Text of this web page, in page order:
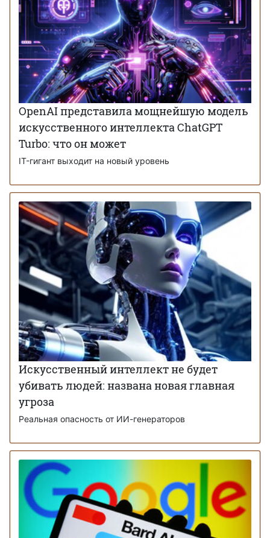
OpenAI представила мощнейшую модель
искусственного интеллекта ChatGPT
Turbo: что он может
IT-гигант выходит на новый уровень
Искусственный интеллект не будет
убивать людей: названа новая главная
угроза
Реальная опасность от ИИ-генераторов